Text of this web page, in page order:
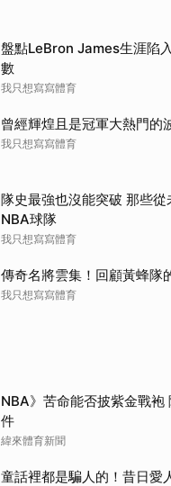
盤點LeBron James生涯陷
數
我只想寫寫體育
曾經輝煌且是冠軍大熱門的
我只想寫寫體育
隊史最強也沒能突破 那些
NBA球隊
我只想寫寫體育
傳奇名將雲集！回顧黃蜂隊
我只想寫寫體育
NBA》苦命能否披紫金戰袍
件
緯來體育新聞
童話裡都是騙人的！昔日